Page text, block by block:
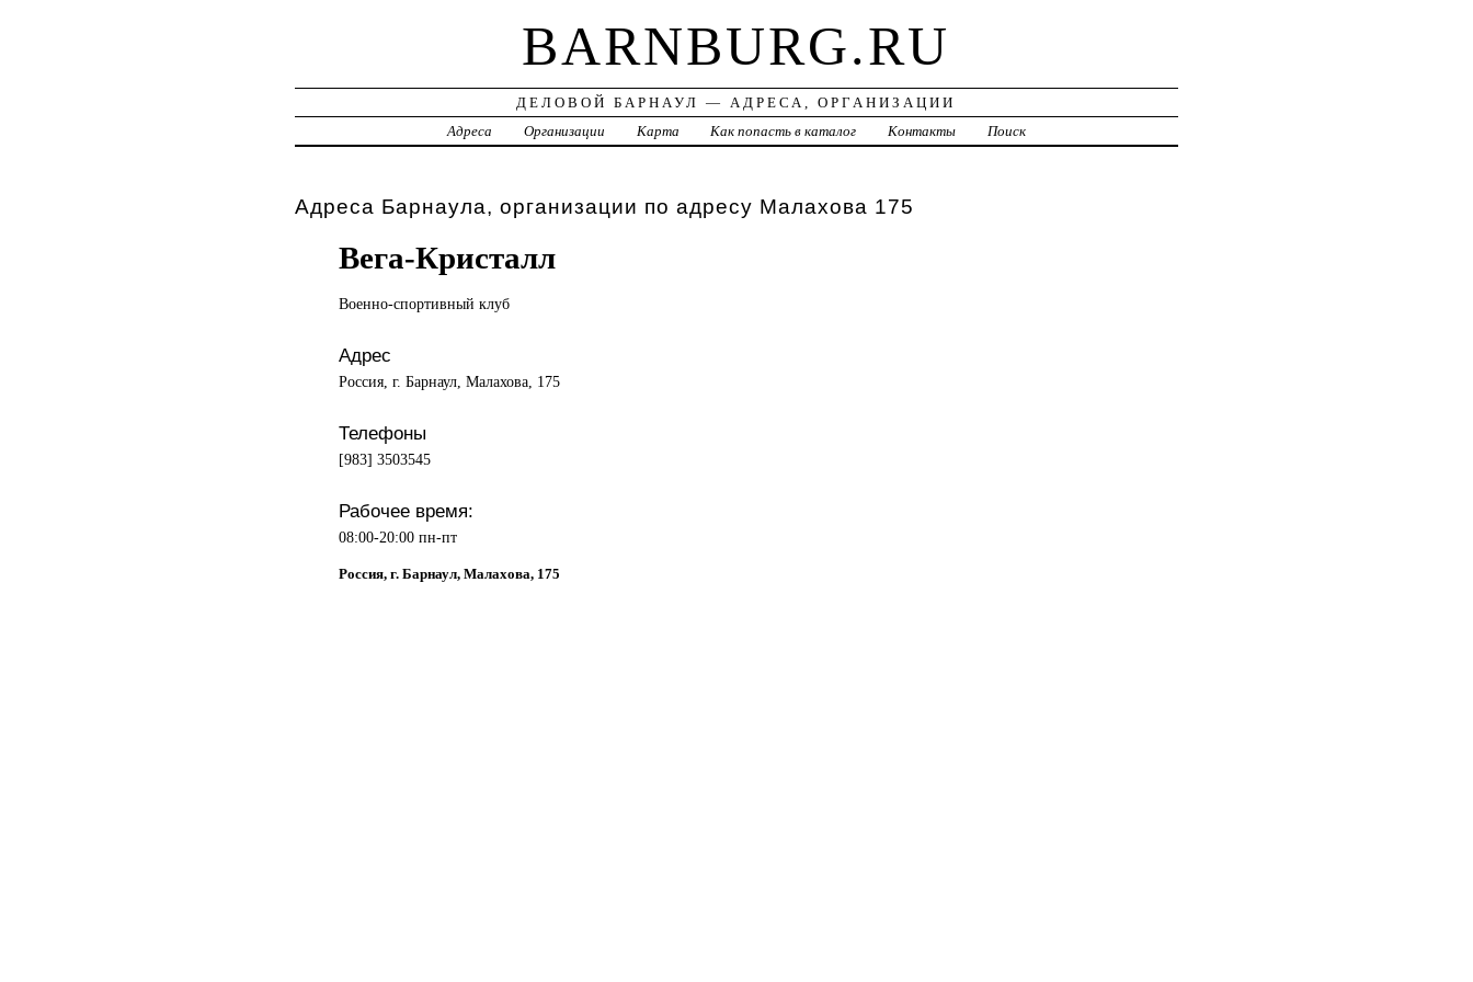
BARNBURG.RU
ДЕЛОВОЙ БАРНАУЛ — АДРЕСА, ОРГАНИЗАЦИИ
Адреса
Организации Карта Как попасть в каталог Контакты Поиск
Адреса Барнаула, организации по адресу Малахова 175
Вега-Кристалл
Военно-спортивный клуб
Адрес
Россия, г. Барнаул, Малахова, 175
Телефоны
[983] 3503545
Рабочее время:
08:00-20:00 пн-пт
Россия, г. Барнаул, Малахова, 175